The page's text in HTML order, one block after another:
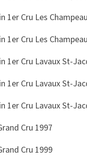
1er Cru Les
1er Cru Les
1er Cru Lavaux St-
1er Cru Lavaux St-
1er Cru Lavaux St-
Cru 1997
Cru 1999